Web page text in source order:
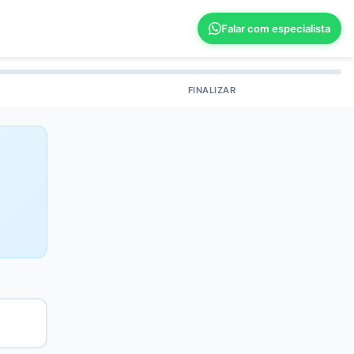
Falar com especialista
FINALIZAR